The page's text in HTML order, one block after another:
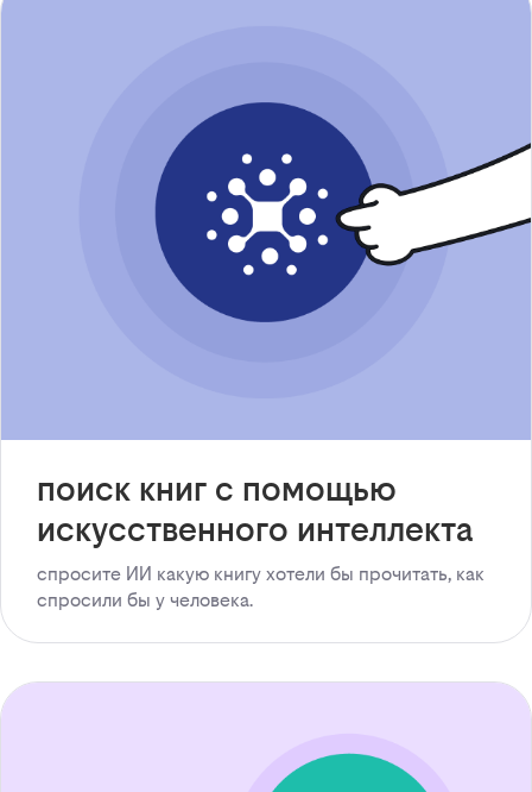
поиск книг с помощью
искусственного интеллекта
спросите ИИ какую книгу хотели бы прочитать, как
спросили бы у человека.